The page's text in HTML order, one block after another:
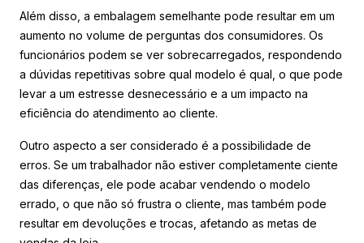
Além disso, a embalagem semelhante pode resultar em um
aumento no volume de perguntas dos consumidores. Os
funcionários podem se ver sobrecarregados, respondendo
a dúvidas repetitivas sobre qual modelo é qual, o que pode
levar a um estresse desnecessário e a um impacto na
eficiência do atendimento ao cliente.
Outro aspecto a ser considerado é a possibilidade de
erros. Se um trabalhador não estiver completamente ciente
das diferenças, ele pode acabar vendendo o modelo
errado, o que não só frustra o cliente, mas também pode
resultar em devoluções e trocas, afetando as metas de